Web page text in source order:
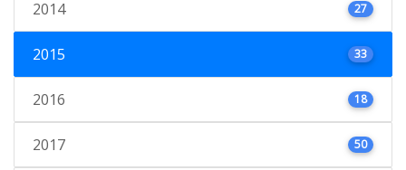
2014 27
2015 33
2016 18
2017 50